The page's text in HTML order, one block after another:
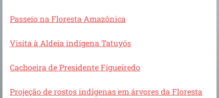
Passeio na Floresta Amazônica
Visita à Aldeia indígena Tatuyós
Cachoeira de Presidente Figueiredo
Projeção de rostos indígenas em árvores da Floresta